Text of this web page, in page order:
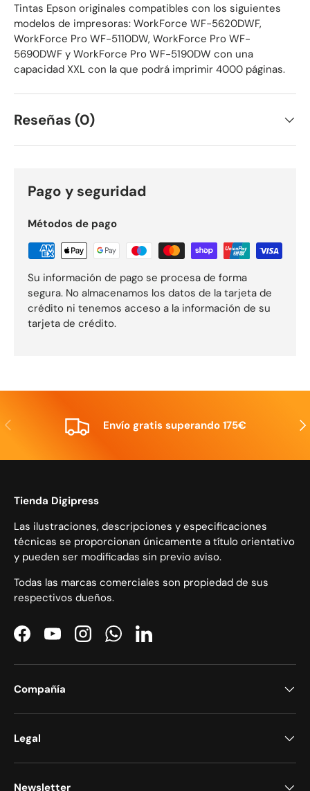
Tintas Epson originales compatibles con los siguientes
modelos de impresoras: WorkForce WF-5620DWF,
WorkForce Pro WF-5110DW, WorkForce Pro WF-
5690DWF y WorkForce Pro WF-5190DW con una
capacidad XXL con la que podrá imprimir 4000 páginas.
Reseñas (0)
Pago y seguridad
Métodos de pago
Su información de pago se procesa de forma
segura. No almacenamos los datos de la tarjeta de
crédito ni tenemos acceso a la información de su
tarjeta de crédito.
Anterior Envío gratis superando 175€
Tienda Digipress
Las ilustraciones, descripciones y especificaciones
técnicas se proporcionan únicamente a título orientativo
y pueden ser modificadas sin previo aviso.
Todas las marcas comerciales son propiedad de sus
respectivos dueños.
FacebookYouTubeInstagramWhatsAppLinkedIn
Compañía
Legal
Newsletter